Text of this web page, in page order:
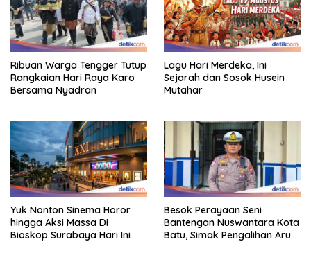
Ribuan Warga Tengger Tutup
Rangkaian Hari Raya Karo
Bersama Nyadran
Lagu Hari Merdeka, Ini
Sejarah dan Sosok Husein
Mutahar
Yuk Nonton Sinema Horor
hingga Aksi Massa Di
Bioskop Surabaya Hari Ini
Besok Perayaan Seni
Bantengan Nuswantara Kota
Batu, Simak Pengalihan Arus